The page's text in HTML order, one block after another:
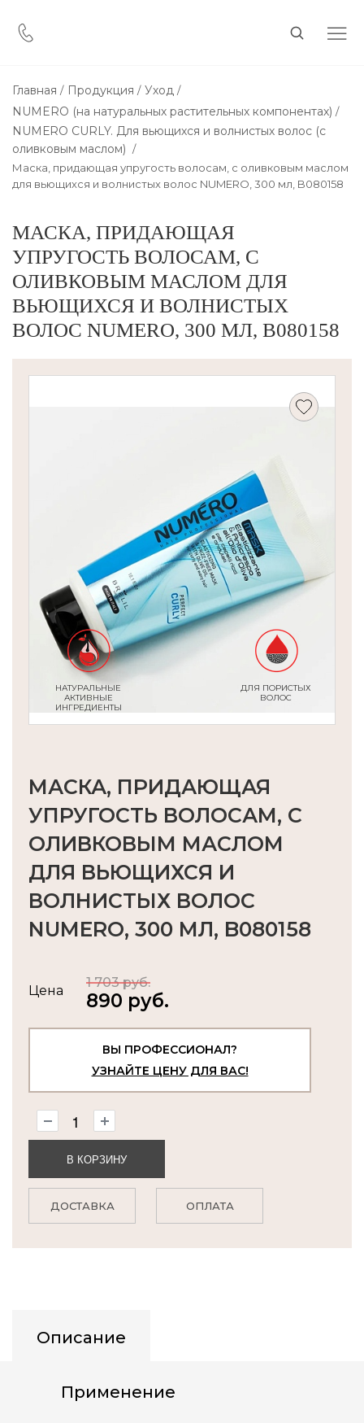
Главная Продукция
Уход
NUMERO (на натуральных растительных компонентах)
NUMЕRO CURLY. Для вьющихся и волнистых волос (с
оливковым маслом)
Маска, придающая упругость волосам, с оливковым маслом
для вьющихся и волнистых волос NUMERO, 300 мл, B080158
МАСКА, ПРИДАЮЩАЯ
УПРУГОСТЬ ВОЛОСАМ, С
ОЛИВКОВЫМ МАСЛОМ ДЛЯ
ВЬЮЩИХСЯ И ВОЛНИСТЫХ
ВОЛОС NUMERO, 300 МЛ, B080158
НАТУРАЛЬНЫЕ
АКТИВНЫЕ
ИНГРЕДИЕНТЫ
ДЛЯ ПОРИСТЫХ
ВОЛОС
МАСКА, ПРИДАЮЩАЯ
УПРУГОСТЬ ВОЛОСАМ, С
ОЛИВКОВЫМ МАСЛОМ
ДЛЯ ВЬЮЩИХСЯ И
ВОЛНИСТЫХ ВОЛОС
NUMERO, 300 МЛ, B080158
Цена
1 703 руб.
890 руб.
ВЫ ПРОФЕССИОНАЛ?
УЗНАЙТЕ ЦЕНУ ДЛЯ ВАС!
В КОРЗИНУ
ДОСТАВКА ОПЛАТА
Описание
Применение